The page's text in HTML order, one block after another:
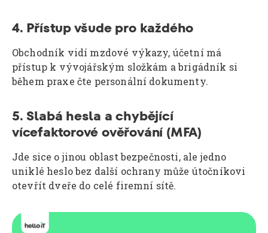
4. Přístup všude pro každého
Obchodník vidí mzdové výkazy, účetní má
přístup k vývojářským složkám a brigádník si
během praxe čte personální dokumenty.
5. Slabá hesla a chybějící
vícefaktorové ověřování (MFA)
Jde sice o jinou oblast bezpečnosti, ale jedno
uniklé heslo bez další ochrany může útočníkovi
otevřít dveře do celé firemní sítě.